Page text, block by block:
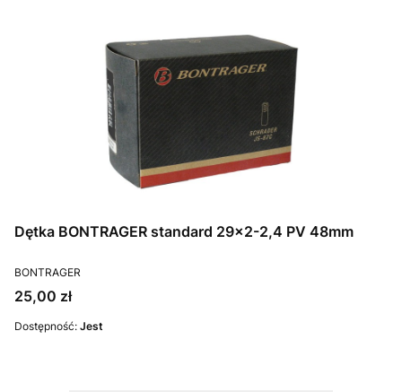
Dętka BONTRAGER standard 29x2-2,4 PV 48mm
PRODUCENT
BONTRAGER
Cena
25,00 zł
Dostępność: Jest